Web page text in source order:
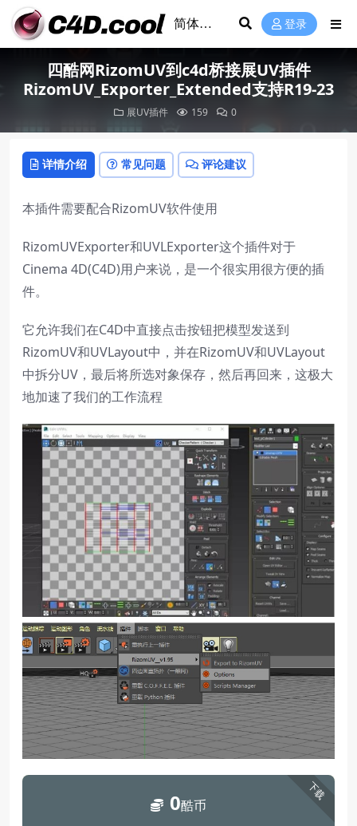
登录
四酷网RizomUV到c4d桥接展UV插件
RizomUV_Exporter_Extended支持R19-23
展UV插件 159 0
详情介绍 常见问题 评论建议
本插件需要配合RizomUV软件使用
RizomUVExporter和UVLExporter这个插件对于
Cinema 4D(C4D)用户来说，是一个很实用很方便的插
件。
它允许我们在C4D中直接点击按钮把模型发送到
RizomUV和UVLayout中，并在RizomUV和UVLayout
中拆分UV，最后将所选对象保存，然后再回来，这极大
地加速了我们的工作流程
下载
0酷币